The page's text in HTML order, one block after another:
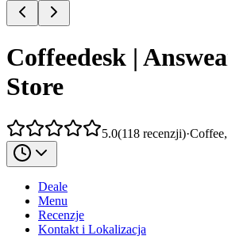
Coffeedesk |
Store
5.0(118 recenzji)·
Deale
Menu
Recenzje
Kontakt i Lokalizacja